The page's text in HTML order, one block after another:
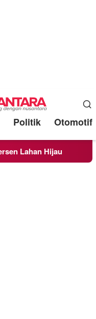
Politik Otomotif
Beredar Surat